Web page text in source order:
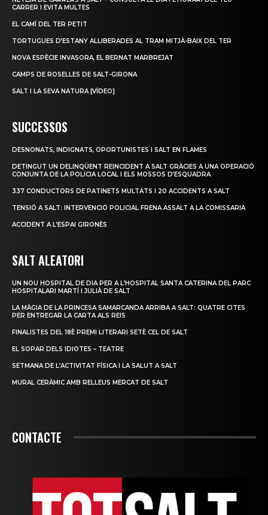
CARRER I EVITA MULTES
EL CAMÍ DEL TER PETIT
TORTUGUES D’ESTANY ALLIBERADES AL TRAM MITJÀ-BAIX DEL TER
NOVA ESPÈCIE INVASORA, EL BERNAT MARBREJAT
CAMPS DE ROSELLES DE SALT-GIRONA
SALT I LA SEVA NATURA [VÍDEO]
SUCCESSOS
DESNONATS, INDIGNATS, OPORTUNISTES I SALT EN FLAMES
DETINGUT UN DELINQÜENT REINCIDENT A SALT GRÀCIES A UNA OPERACIÓ
CONJUNTA DE LA POLICIA LOCAL I ELS MOSSOS D’ESQUADRA
337 CONDUCTORS DE PATINETS MULTATS I 20 ACCIDENTS A SALT
TENSIÓ A SALT: INTERVENCIÓ POLICIAL FRENA ASSALT A LA COMISSARIA
ACCIDENT A L’ESPAI GIRONÈS
SALT ALEATORI
UN NOU HOSPITAL DE DIA PER A L’HOSPITAL SANTA CATERINA DEL PARC
HOSPITALARI MARTÍ I JULIÀ DE SALT
LA MÀGIA DE LA PRINCESA SAMARCANDA ARRIBA A SALT: QUATRE CITES
PER ENTREGAR LA CARTA ALS REIS
FINALISTES DEL 18È PREMI LITERARI SETÈ CEL DE SALT
EL SOPAR DELS IDIOTES – TEATRE
SETMANA DE L’ACTIVITAT FÍSICA I LA SALUT A SALT
MURAL CERÀMIC AMB RELLEUS MERCAT DE SALT
CONTACTE